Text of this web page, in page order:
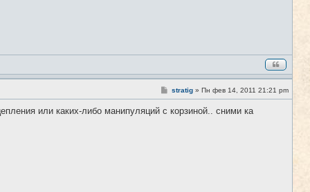
#8
С
о
б
stratig » Пн фев 14, 2011 21:21 pm
или каких-либо манипуляций с корзиной.. сними ка